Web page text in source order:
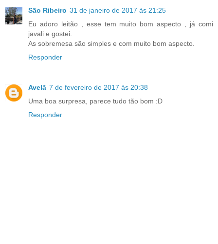
São Ribeiro 31 de janeiro de 2017 às 21:25
Eu adoro leitão , esse tem muito bom aspecto , já comi
javali e gostei.
As sobremesa são simples e com muito bom aspecto.
Responder
Avelã 7 de fevereiro de 2017 às 20:38
Uma boa surpresa, parece tudo tão bom :D
Responder